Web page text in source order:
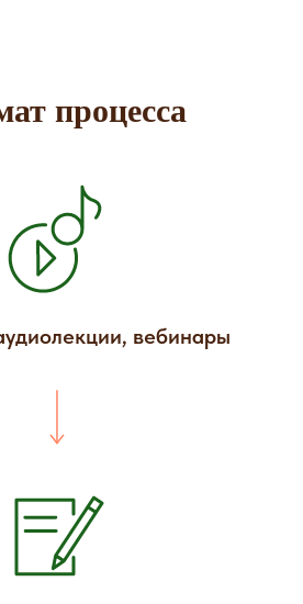
процесса
вебинары